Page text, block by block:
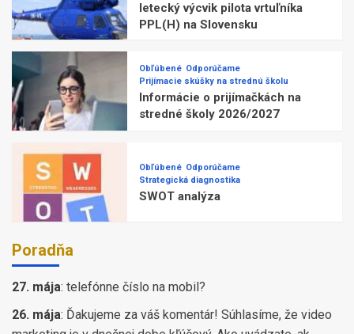
letecký výcvik pilota vrtuľníka
PPL(H) na Slovensku
Obľúbené Odporúčame
Prijímacie skúšky na strednú školu
Informácie o prijímačkách na
stredné školy 2026/2027
Obľúbené Odporúčame
Strategická diagnostika
SWOT analýza
Poradňa
27. mája: telefónne číslo na mobil?
26. mája: Ďakujeme za váš komentár! Súhlasíme, že video